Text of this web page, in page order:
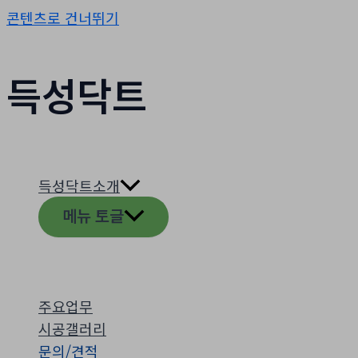
콘텐츠로 건너뛰기
득성닥트
득성닥트소개
메뉴 토글
주요업무
시공갤러리
문의/견적